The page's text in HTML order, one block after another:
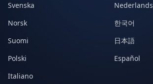
Svenska
Nederlands
Norsk
한국어
Suomi
日本語
Polski
Español
Italiano